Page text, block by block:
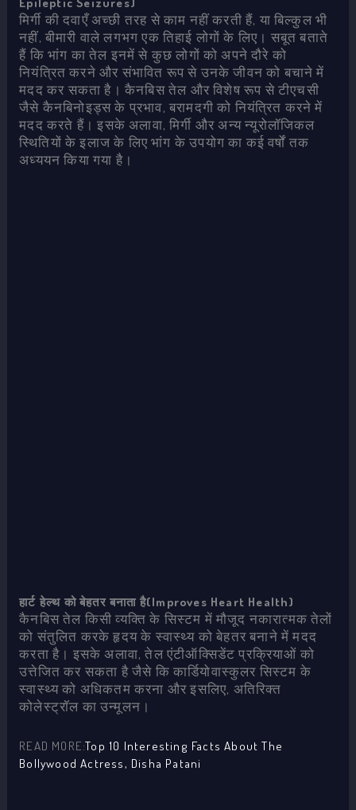
मिर्गी की दवाएँ अच्छी तरह से काम नहीं करती हैं, या बिल्कुल भी
नहीं, बीमारी वाले लगभग एक तिहाई लोगों के लिए। सबूत बताते
हैं कि भांग का तेल इनमें से कुछ लोगों को अपने दौरे को
नियंत्रित करने और संभावित रूप से उनके जीवन को बचाने में
मदद कर सकता है। कैनबिस तेल और विशेष रूप से टीएचसी
जैसे कैनबिनोइड्स के प्रभाव, बरामदगी को नियंत्रित करने में
मदद करते हैं। इसके अलावा, मिर्गी और अन्य न्यूरोलॉजिकल
स्थितियों के इलाज के लिए भांग के उपयोग का कई वर्षों तक
अध्ययन किया गया है।
हार्ट हेल्थ को बेहतर बनाता है(Improves Heart Health)
कैनबिस तेल किसी व्यक्ति के सिस्टम में मौजूद नकारात्मक तेलों
को संतुलित करके हृदय के स्वास्थ्य को बेहतर बनाने में मदद
करता है। इसके अलावा, तेल एंटीऑक्सिडेंट प्रक्रियाओं को
उत्तेजित कर सकता है जैसे कि कार्डियोवास्कुलर सिस्टम के
स्वास्थ्य को अधिकतम करना और इसलिए, अतिरिक्त
कोलेस्ट्रॉल का उन्मूलन।
READ MORE:Top 10 Interesting Facts About The
Bollywood Actress, Disha Patani